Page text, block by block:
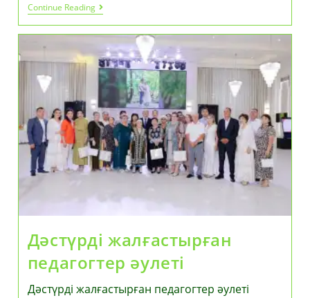
Continue ReadingМемлекет
Басшысы:
«Қазақстан
«Түркі
Мемлекеттері
Ұйымы+»
Форматын
Құру
Идеясын
Қолдайды»
Дәстүрді жалғастырған
педагогтер әулеті
Дәстүрді жалғастырған педагогтер әулеті